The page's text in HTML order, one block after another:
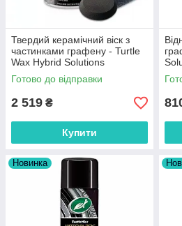
Твердий керамічний віск з
частинками графену - Turtle
Wax Hybrid Solutions
Graphene Paste Wax 156 г
Готово до відправки
2 519 ₴
Купити
Новинка